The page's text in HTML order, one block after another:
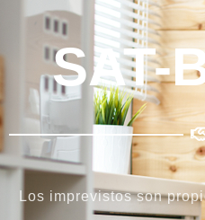
SAT-
Los imprevistos son